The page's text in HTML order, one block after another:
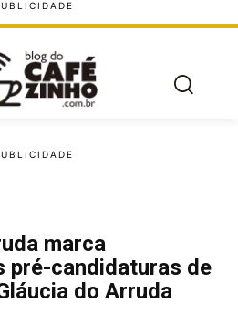
marca
pré-candidaturas de
do Arruda